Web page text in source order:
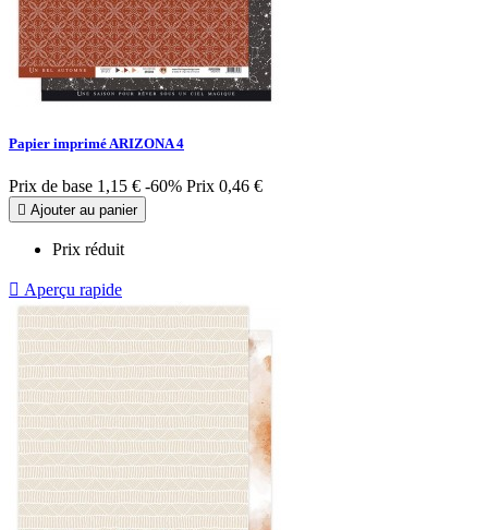
Papier imprimé ARIZONA 4
Prix de base 1,15 € -60% Prix 0,46 €
 Ajouter au panier
Prix réduit
 Aperçu rapide